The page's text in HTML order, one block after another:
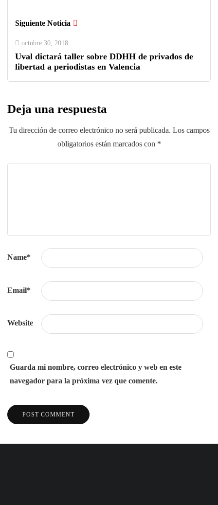
Siguiente Noticia
octubre 30, 2018
Uval dictará taller sobre DDHH de privados de
libertad a periodistas en Valencia
Deja una respuesta
Tu dirección de correo electrónico no será publicada. Los campos
obligatorios están marcados con *
Name*
Email*
Website
Guarda mi nombre, correo electrónico y web en este
navegador para la próxima vez que comente.